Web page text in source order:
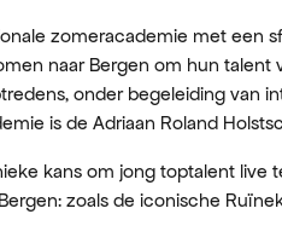
zomeracademie met een
naar Bergen om hun talent
onder begeleiding van
is de Adriaan Roland
kans om jong toptalent
zoals de iconische